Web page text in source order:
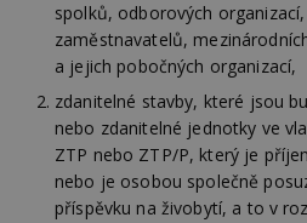
spolků, odborových
zaměstnavatelů,
a jejich pobočných organizací,
zdanitelné stavby, které jsou
nebo zdanitelné jednotky ve
ZTP nebo ZTP/P, který je
nebo je osobou společně
příspěvku na živobytí, a to v